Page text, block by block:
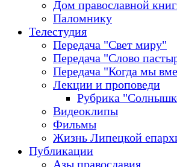
Дом православной
Паломнику
Телестудия
Передача "Свет миру"
Передача "Слово
Передача "Когда мы
Лекции и проповеди
Рубрика
Видеоклипы
Фильмы
Жизнь Липецкой
Публикации
Азы православия